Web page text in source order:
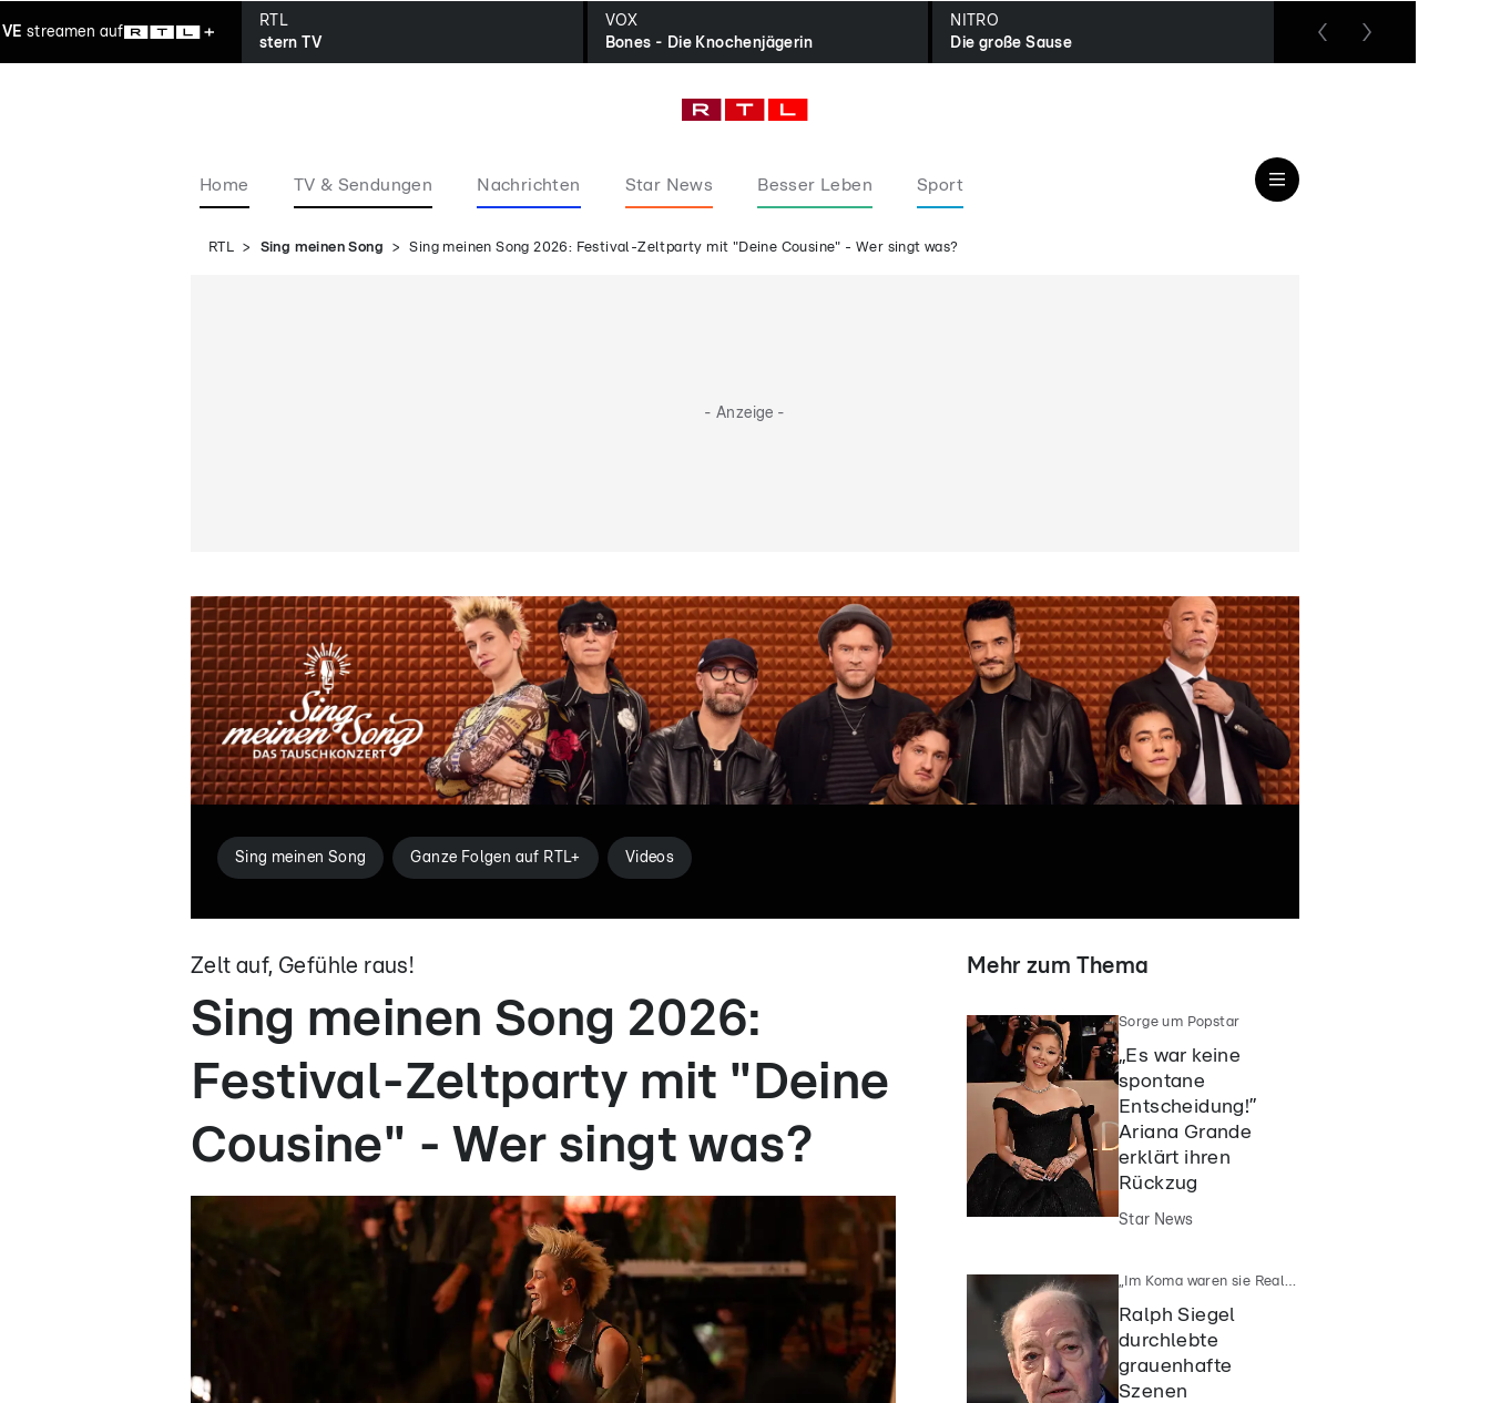
streamen auf
RTL
stern TV
VOX
Bones - Die Knochenjägerin
NITRO
Die große Sause
RTL up
Home TV & Sendungen Nachrichten Star News Besser Leben Sport
RTL Sing meinen Song Sing meinen Song 2026: Festival-Zeltparty mit "Deine Cousine" - Wer singt was?
- Anzeige -
Sing meinen Song Ganze Folgen auf RTL+ Videos
Zelt auf, Gefühle raus!
Sing meinen Song 2026:
Festival-Zeltparty mit "Deine
Cousine" - Wer singt was?
Mehr zum Thema
Sorge um Popstar
„Es war keine
spontane
Entscheidung!”
Ariana Grande
erklärt ihren
Rückzug
Star News
Ralph Siegel
durchlebte
grauenhafte
Szenen